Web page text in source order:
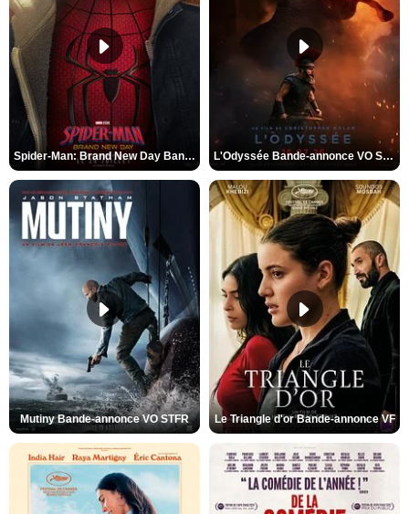
Spider-Man: Brand New Day Bande-annonce VO STFR L'Odyssée Bande-annonce VO STFR
Mutiny Bande-annonce VO STFR Le Triangle d'or Bande-annonce VF